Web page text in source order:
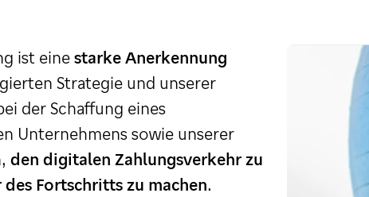
ist einestarke Anerkennung
Strategie und unserer
der Schaffung eines
Unternehmens sowie unserer
den digitalen Zahlungsverkehr zu
Fortschritts zu machen.